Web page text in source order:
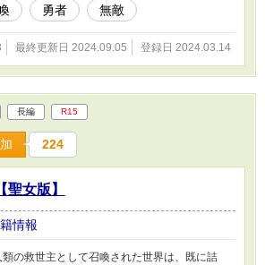
勇者 無敵
最終更新日 2024.09.05 登録日 2024.03.14
長編 R15
224
女版】
情報
類の救世主として召喚された世界は、既に詰